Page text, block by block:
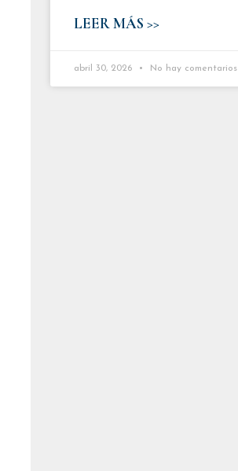
LEER MÁS >>
abril 30, 2026 No hay comentarios